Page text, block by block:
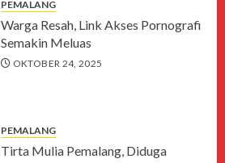
PEMALANG
Warga Resah, Link Akses Pornografi
Semakin Meluas
OKTOBER 24, 2025
PEMALANG
Tirta Mulia Pemalang, Diduga